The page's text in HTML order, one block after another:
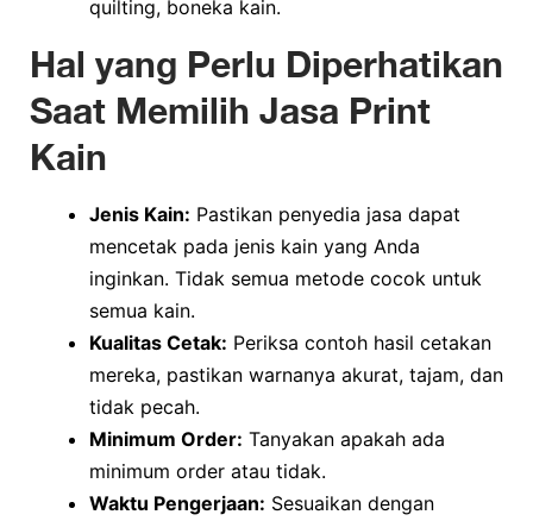
quilting, boneka kain.
Hal yang Perlu Diperhatikan
Saat Memilih Jasa Print
Kain
Jenis Kain: Pastikan penyedia jasa dapat
mencetak pada jenis kain yang Anda
inginkan. Tidak semua metode cocok untuk
semua kain.
Kualitas Cetak: Periksa contoh hasil cetakan
mereka, pastikan warnanya akurat, tajam, dan
tidak pecah.
Minimum Order: Tanyakan apakah ada
minimum order atau tidak.
Waktu Pengerjaan: Sesuaikan dengan